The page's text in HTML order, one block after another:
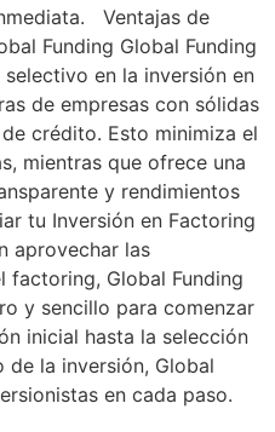
Ventajas de
Funding Global Funding
en la inversión en
de empresas con sólidas
crédito. Esto minimiza el
mientras que ofrece una
y rendimientos
tu Inversión en Factoring
aprovechar las
Global Funding
y sencillo para comenzar
inicial hasta la selección
la inversión, Global
en cada paso.